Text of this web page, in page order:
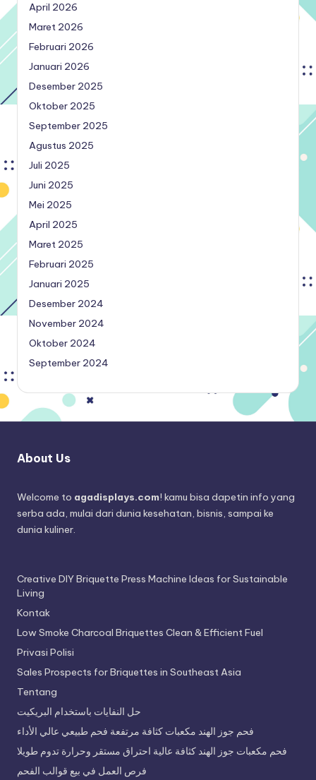
April 2026
Maret 2026
Februari 2026
Januari 2026
Desember 2025
Oktober 2025
September 2025
Agustus 2025
Juli 2025
Juni 2025
Mei 2025
April 2025
Maret 2025
Februari 2025
Januari 2025
Desember 2024
November 2024
Oktober 2024
September 2024
About Us
Welcome to agadisplays.com! kamu bisa dapetin info yang
serba ada, mulai dari dunia kesehatan, bisnis, sampai ke
dunia kuliner.
Creative DIY Briquette Press Machine Ideas for Sustainable
Living
Kontak
Low Smoke Charcoal Briquettes Clean & Efficient Fuel
Privasi Polisi
Sales Prospects for Briquettes in Southeast Asia
Tentang
حل النفايات باستخدام البريكيت
فحم جوز الهند مكعبات كثافة مرتفعة فحم طبيعي عالي الأداء
فحم مكعبات جوز الهند كثافة عالية احتراق مستقر وحرارة تدوم طويلا
فرص العمل في بيع قوالب الفحم